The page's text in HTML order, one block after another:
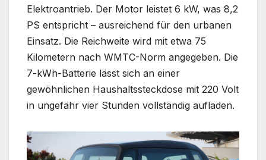
Elektroantrieb. Der Motor leistet 6 kW, was 8,2
PS entspricht – ausreichend für den urbanen
Einsatz. Die Reichweite wird mit etwa 75
Kilometern nach WMTC-Norm angegeben. Die
7-kWh-Batterie lässt sich an einer
gewöhnlichen Haushaltssteckdose mit 220 Volt
in ungefähr vier Stunden vollständig aufladen.